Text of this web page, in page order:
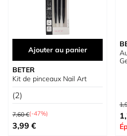
Ajouter au panier
BETER
Kit de pinceaux Nail Art
(2)
Prix normal
7,60 €(-47%)
Prix spécial
3,99 €